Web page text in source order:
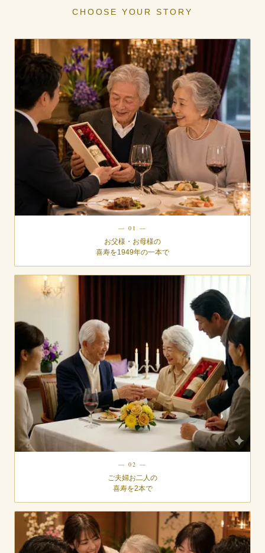
CHOOSE YOUR STORY
— 01 —
お父様・お母様の
喜寿を1949年の一本で
— 02 —
ご夫婦お二人の
喜寿を2本で